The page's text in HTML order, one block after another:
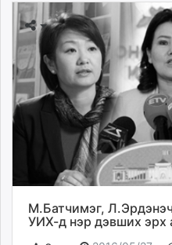
М.Батчимэг,
УИХ-д нэр дэвших эрх